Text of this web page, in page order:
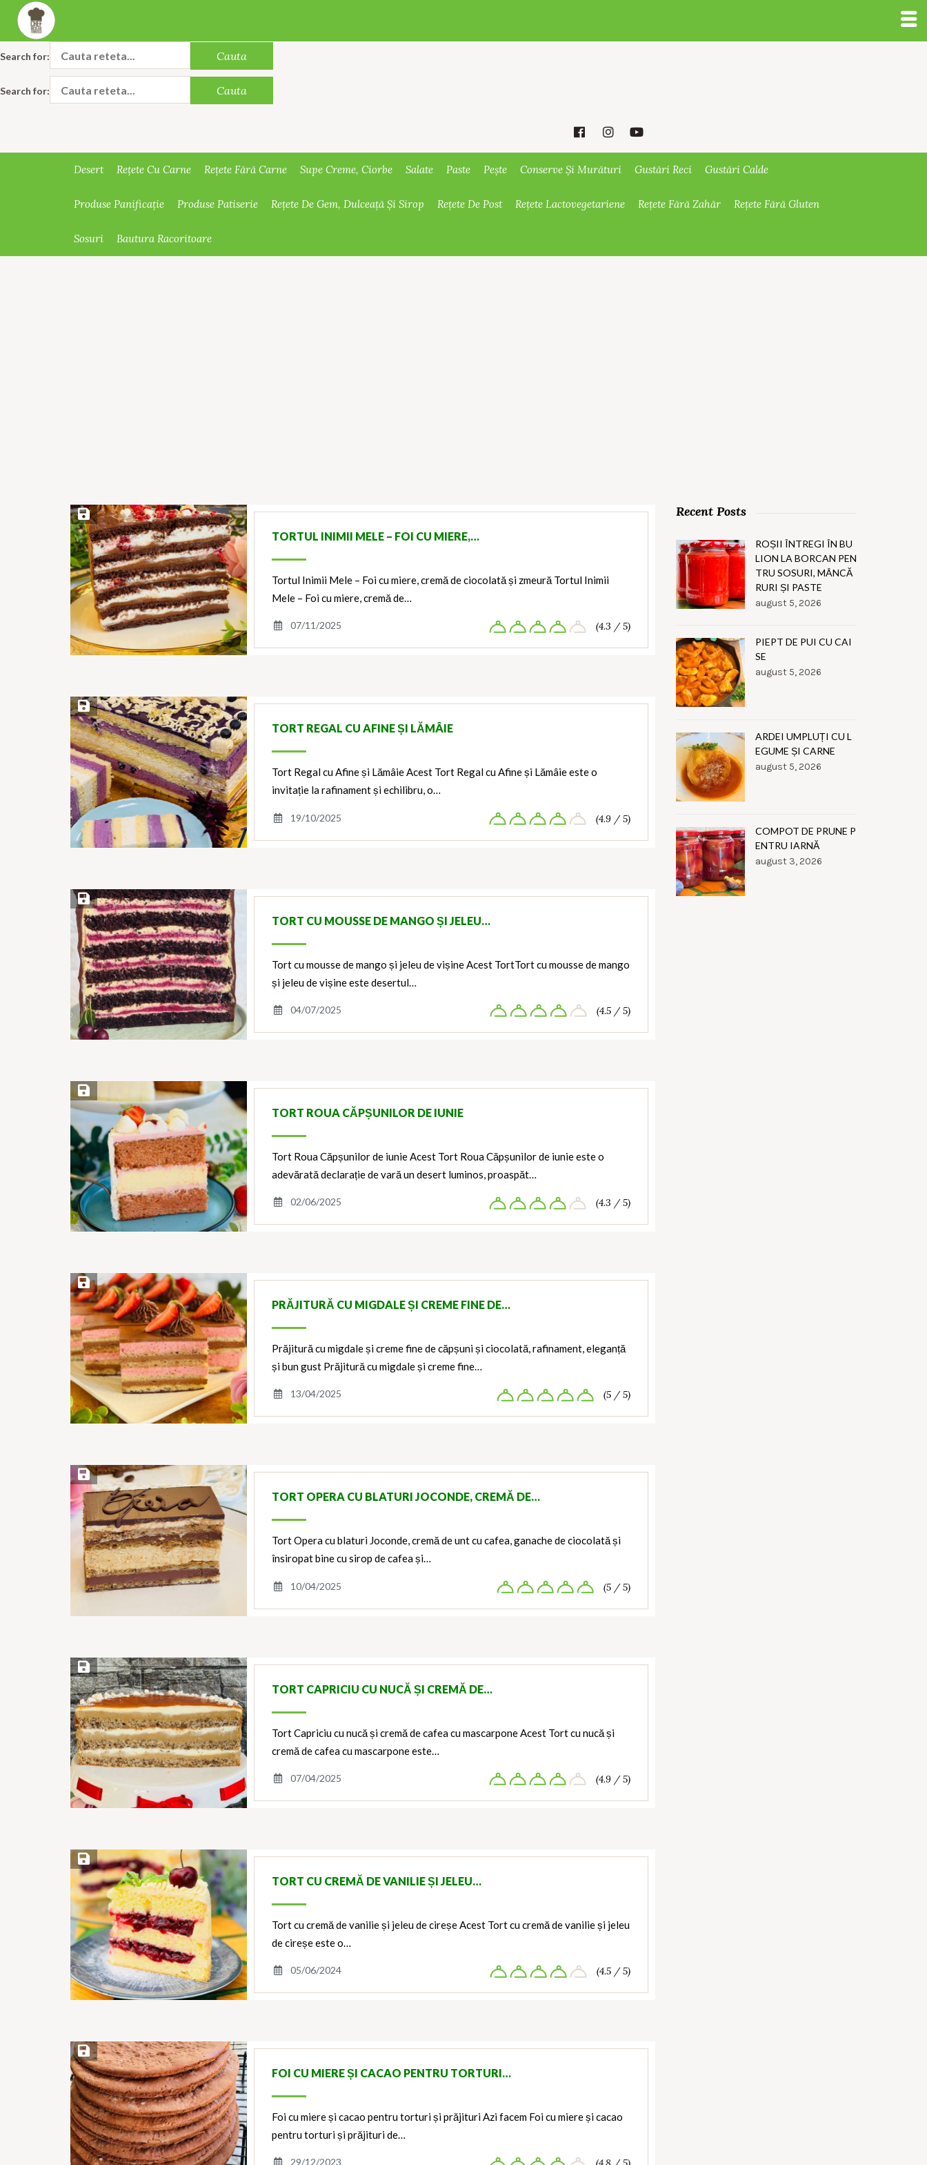
Search for:
Search for:
Desert Rețete Cu Carne Rețete Fără Carne Supe Creme, Ciorbe Salate Paste Pește Conserve Și Murături Gustări Reci Gustări Calde
Produse Panificație Produse Patiserie Rețete De Gem, Dulceață Și Sirop Rețete De Post Rețete Lactovegetariene Rețete Fără Zahăr Rețete Fără Gluten
Sosuri Bautura Racoritoare
Save Recipe
TORTUL INIMII MELE – FOI CU MIERE,…
Tortul Inimii Mele – Foi cu miere, cremă de ciocolată și zmeură Tortul Inimii
Mele – Foi cu miere, cremă de…
07/11/2025 (4.3 / 5)
Save Recipe
TORT REGAL CU AFINE ȘI LĂMÂIE
Tort Regal cu Afine și Lămâie Acest Tort Regal cu Afine și Lămâie este o
invitație la rafinament și echilibru, o…
19/10/2025 (4.9 / 5)
Save Recipe
TORT CU MOUSSE DE MANGO ȘI JELEU…
Tort cu mousse de mango și jeleu de vișine Acest TortTort cu mousse de mango
și jeleu de vișine este desertul…
04/07/2025 (4.5 / 5)
Save Recipe
TORT ROUA CĂPȘUNILOR DE IUNIE
Tort Roua Căpșunilor de iunie Acest Tort Roua Căpșunilor de iunie este o
adevărată declarație de vară un desert luminos, proaspăt…
02/06/2025 (4.3 / 5)
Save Recipe
PRĂJITURĂ CU MIGDALE ȘI CREME FINE DE…
Prăjitură cu migdale și creme fine de căpșuni și ciocolată, rafinament, eleganță
și bun gust Prăjitură cu migdale și creme fine…
13/04/2025 (5 / 5)
Save Recipe
TORT OPERA CU BLATURI JOCONDE, CREMĂ DE…
Tort Opera cu blaturi Joconde, cremă de unt cu cafea, ganache de ciocolată și
însiropat bine cu sirop de cafea și…
10/04/2025 (5 / 5)
Save Recipe
TORT CAPRICIU CU NUCĂ ȘI CREMĂ DE…
Tort Capriciu cu nucă și cremă de cafea cu mascarpone Acest Tort cu nucă și
cremă de cafea cu mascarpone este…
07/04/2025 (4.9 / 5)
Save Recipe
TORT CU CREMĂ DE VANILIE ȘI JELEU…
Tort cu cremă de vanilie și jeleu de cireșe Acest Tort cu cremă de vanilie și jeleu
de cireșe este o…
05/06/2024 (4.5 / 5)
Save Recipe
FOI CU MIERE ȘI CACAO PENTRU TORTURI…
Foi cu miere și cacao pentru torturi și prăjituri Azi facem Foi cu miere și cacao
pentru torturi și prăjituri de…
29/12/2023
Recent Posts
ROȘII ÎNTREGI ÎN BU
LION LA BORCAN PEN
TRU SOSURI, MÂNCĂ
RURI ȘI PASTE
august 5, 2026
PIEPT DE PUI CU CAI
SE
august 5, 2026
ARDEI UMPLUȚI CU L
EGUME ȘI CARNE
august 5, 2026
COMPOT DE PRUNE P
ENTRU IARNĂ
august 3, 2026